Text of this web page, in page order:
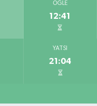
ÖĞLE
12:41
YATSI
21:04